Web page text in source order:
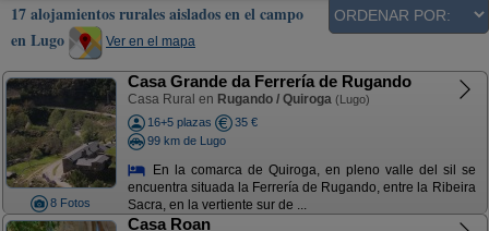
17 alojamientos rurales aislados en el campo
en Lugo
Ver en el mapa
8 Fotos
Casa Grande da Ferrería de Rugando
Casa Rural en Rugando / Quiroga (Lugo)
16+5 plazas
35 €
99 km de Lugo
En la comarca de Quiroga, en pleno valle del sil se
encuentra situada la Ferrería de Rugando, entre la Ribeira
Sacra, en la vertiente sur de ...
Casa Roan